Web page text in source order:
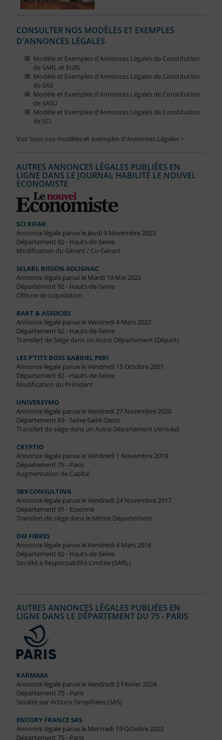
CONSULTER NOS MODÈLES ET EXEMPLES
D'ANNONCES LÉGALES
Modèle et Exemples d'Annonces Légales de Constitution
de SARL et EURL
Modèle et Exemples d'Annonces Légales de Constitution
de SAS
Modèle et Exemples d'Annonces Légales de Constitution
de SASU
Modèle et Exemples d'Annonces Légales de Constitution
de SCI
Voir tous nos modèles et exemples d'Annonces Légales >
AUTRES ANNONCES LÉGALES PUBLIÉES EN
LIGNE DANS LE JOURNAL HABILITÉ LE NOUVEL
ECONOMISTE
SCI RIFAR
Annonce légale parue le Jeudi 9 Novembre 2023
Département 92 - Hauts-de-Seine
Modification du Gérant / Co-Gérant
SELARL BISSON-SOLIGNAC
Annonce légale parue le Mardi 10 Mai 2022
Département 92 - Hauts-de-Seine
Clôture de Liquidation
BART & ASSOCIES
Annonce légale parue le Vendredi 4 Mars 2022
Département 92 - Hauts-de-Seine
Transfert de Siège dans un Autre Département (Départ)
LES P'TITS BOSS GABRIEL PERI
Annonce légale parue le Vendredi 15 Octobre 2021
Département 92 - Hauts-de-Seine
Modification du Président
UNIVERSYMO
Annonce légale parue le Vendredi 27 Novembre 2020
Département 93 - Seine-Saint-Denis
Transfert de siège dans un Autre Département (Arrivée)
CRYPTIO
Annonce légale parue le Vendredi 1 Novembre 2019
Département 75 - Paris
Augmentation de Capital
3B9 CONSULTING
Annonce légale parue le Vendredi 24 Novembre 2017
Département 91 - Essonne
Transfert de siège dans le Même Département
DM FIBRES
Annonce légale parue le Vendredi 4 Mars 2016
Département 92 - Hauts-de-Seine
Société à Responsabilité Limitée (SARL)
AUTRES ANNONCES LÉGALES PUBLIÉES EN
LIGNE DANS LE DÉPARTEMENT DU 75 - PARIS
KARMA8A
Annonce légale parue le Vendredi 2 Février 2024
Département 75 - Paris
Société par Actions Simplifiées (SAS)
ENCORY FRANCE SAS
Annonce légale parue le Mercredi 19 Octobre 2022
Département 75 - Paris